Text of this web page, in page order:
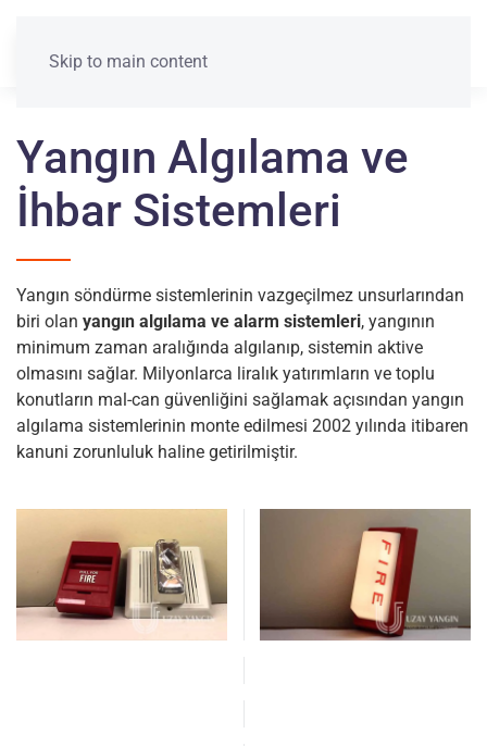
Skip to main content
Yangın Algılama ve
İhbar Sistemleri
Yangın söndürme sistemlerinin vazgeçilmez unsurlarından
biri olan yangın algılama ve alarm sistemleri, yangının
minimum zaman aralığında algılanıp, sistemin aktive
olmasını sağlar. Milyonlarca liralık yatırımların ve toplu
konutların mal-can güvenliğini sağlamak açısından yangın
algılama sistemlerinin monte edilmesi 2002 yılında itibaren
kanuni zorunluluk haline getirilmiştir.